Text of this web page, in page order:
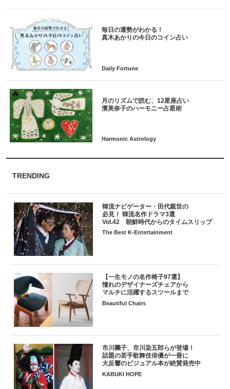
毎日の運勢がわかる！
月のリズムで読む、12星座占い
TRENDING
韓流ナビゲーター・田代親世の
必見！ 韓流名作ドラマ3選
Vol.42 朝鮮時代からのタイムスリップ
The Best K-Entertainment
【一生モノの名作椅子97選】
憧れのデザイナーズチェアから
マルチに活躍するスツールまで
Beautiful Chairs
市川團子、市川染五郎らが登場！
話題の若手歌舞伎俳優が一冊に
大反響のビジュアル本が絶賛発売中
KABUKI HOPE